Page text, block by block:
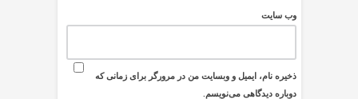
وب‌ سایت
ذخیره نام، ایمیل و وبسایت من در مرورگر برای زمانی که
دوباره دیدگاهی می‌نویسم.